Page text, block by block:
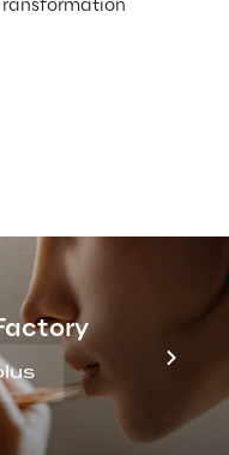
et découvrez
de
du
du
cybersécurité et
au